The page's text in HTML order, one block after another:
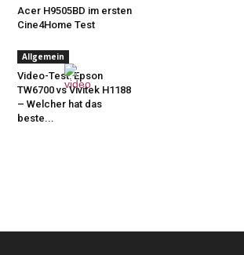
Acer H9505BD im ersten
Cine4Home Test
Allgemein
Video-Test: Epson
TW6700 vs Vivitek H1188
– Welcher hat das
beste...